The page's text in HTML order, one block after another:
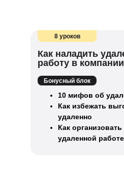
8 уроков
Как наладить
работу в компании
Бонусный блок
10 мифов об
Как избежать
удаленно
Как
удаленной работе